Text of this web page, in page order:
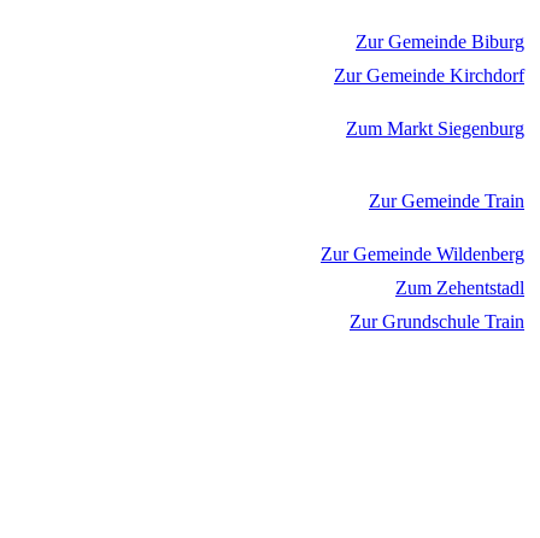
Zur Gemeinde Biburg
Zur Gemeinde Kirchdorf
Zum Markt Siegenburg
Zur Gemeinde Train
Zur Gemeinde Wildenberg
Zum Zehentstadl
Zur Grundschule Train